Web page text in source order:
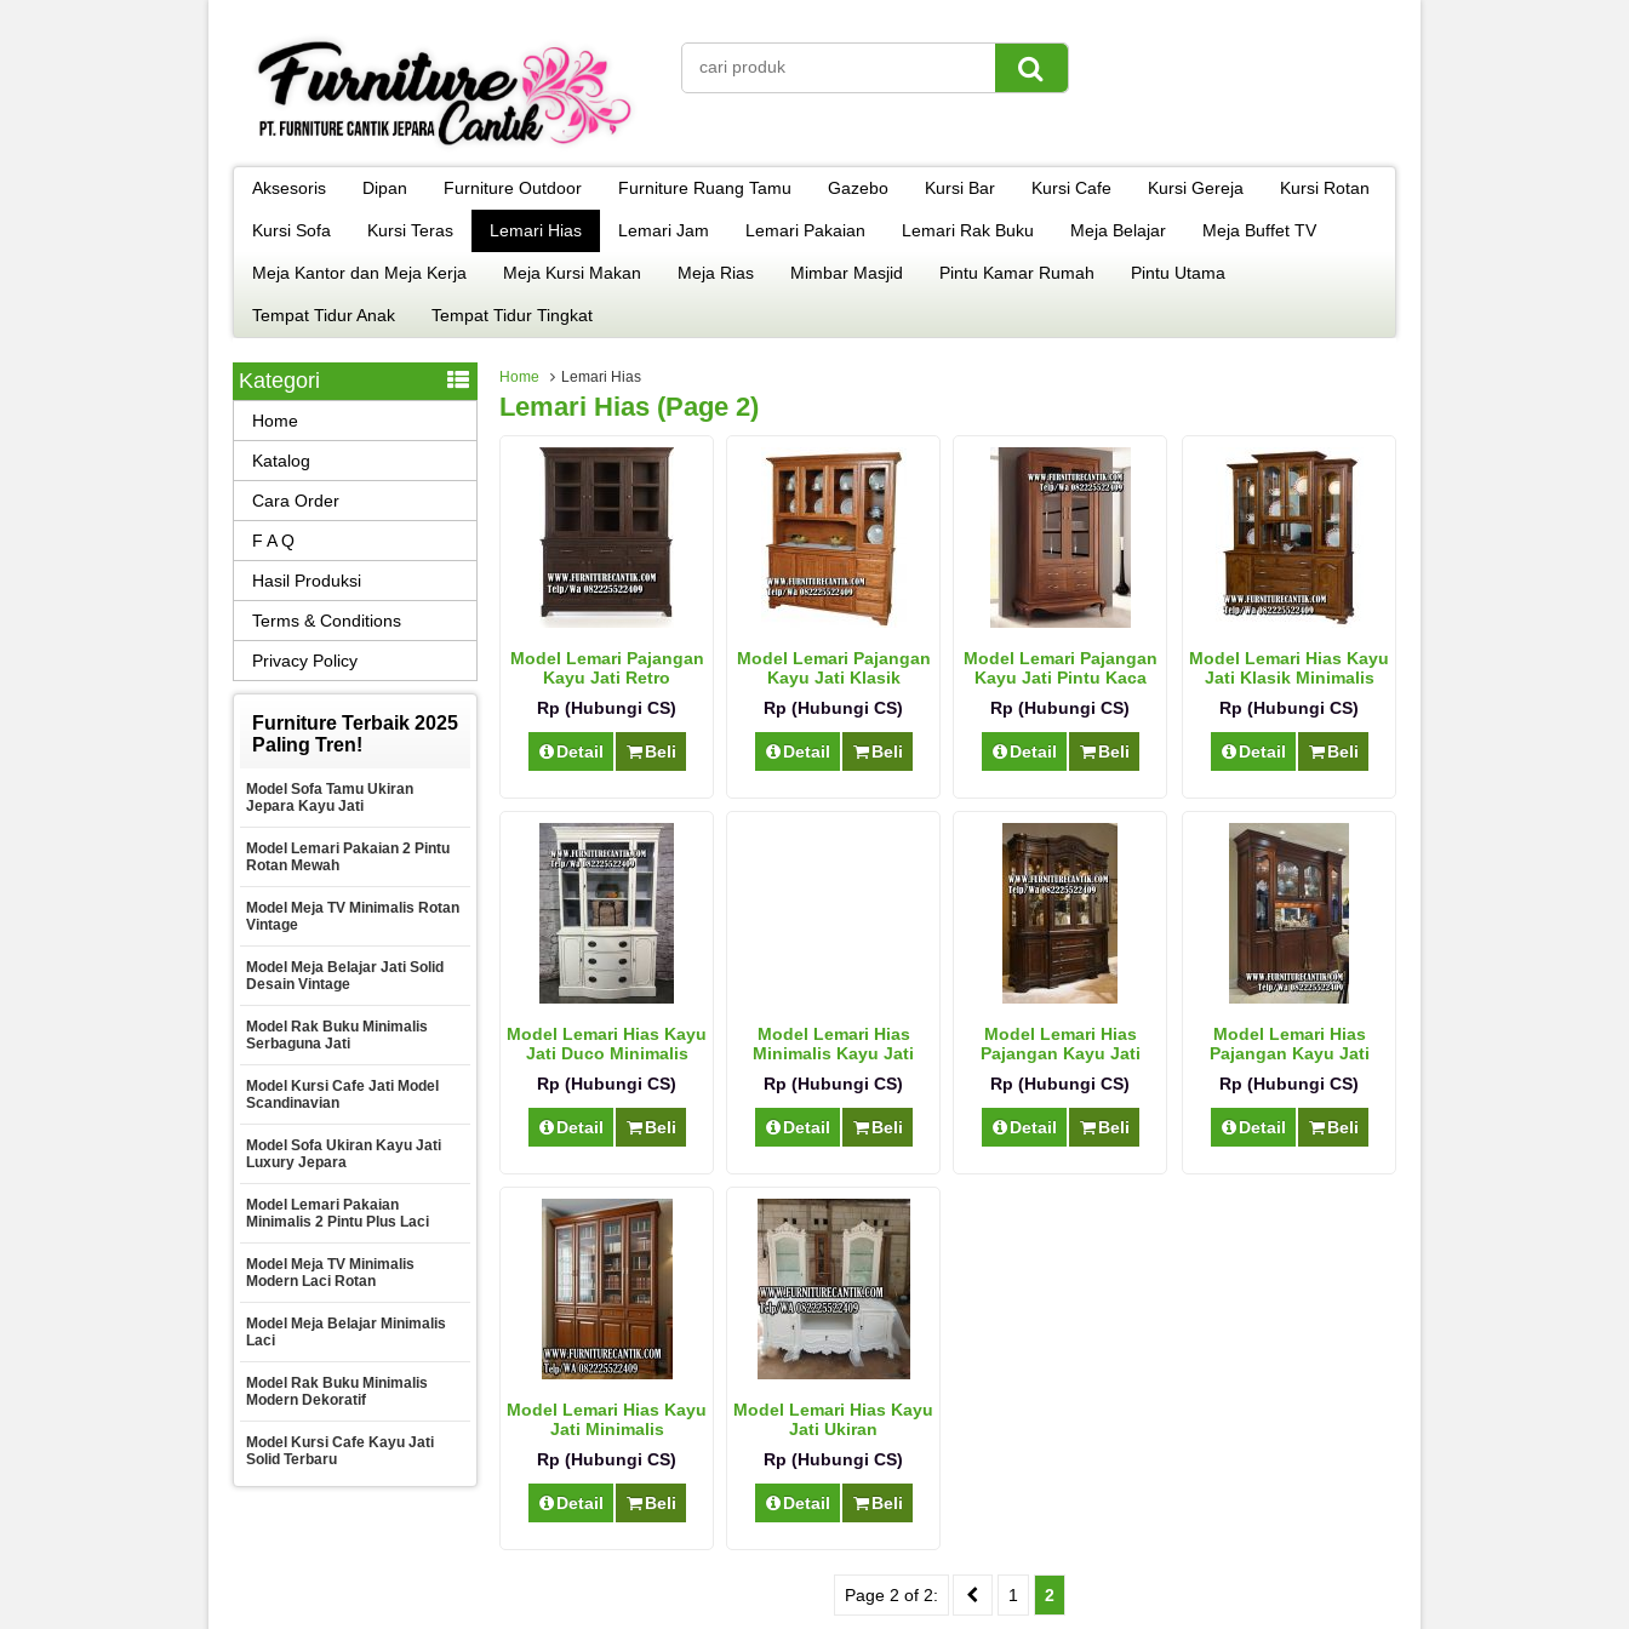
Aksesoris Dipan Furniture Outdoor Furniture Ruang Tamu Gazebo Kursi Bar Kursi Cafe Kursi Gereja Kursi Rotan
Kursi Sofa Kursi Teras Lemari Hias Lemari Jam Lemari Pakaian Lemari Rak Buku Meja Belajar Meja Buffet TV
Meja Kantor dan Meja Kerja Meja Kursi Makan Meja Rias Mimbar Masjid Pintu Kamar Rumah Pintu Utama
Tempat Tidur Anak Tempat Tidur Tingkat
Home Lemari Hias
Lemari Hias (page 2)
Model Lemari Pajangan
Kayu Jati Retro
Rp (Hubungi CS)
Detail Beli
Model Lemari Pajangan
Kayu Jati Klasik
Rp (Hubungi CS)
Detail Beli
Model Lemari Pajangan
Kayu Jati Pintu Kaca
Rp (Hubungi CS)
Detail Beli
Model Lemari Hias Kayu
Jati Klasik Minimalis
Rp (Hubungi CS)
Detail Beli
Model Lemari Hias Kayu
Jati Duco Minimalis
Rp (Hubungi CS)
Detail Beli
Model Lemari Hias
Minimalis Kayu Jati
Rp (Hubungi CS)
Detail Beli
Model Lemari Hias
Pajangan Kayu Jati
Rp (Hubungi CS)
Detail Beli
Model Lemari Hias
Pajangan Kayu Jati
Rp (Hubungi CS)
Detail Beli
Model Lemari Hias Kayu
Jati Minimalis
Rp (Hubungi CS)
Detail Beli
Model Lemari Hias Kayu
Jati Ukiran
Rp (Hubungi CS)
Detail Beli
Page 2 of 2: 1 2
Kategori
Home
Katalog
Cara Order
F A Q
Hasil Produksi
Terms & Conditions
Privacy Policy
Furniture Terbaik 2025
Paling Tren!
Model Sofa Tamu Ukiran
Jepara Kayu Jati
Model Lemari Pakaian 2 Pintu
Rotan Mewah
Model Meja TV Minimalis Rotan
Vintage
Model Meja Belajar Jati Solid
Desain Vintage
Model Rak Buku Minimalis
Serbaguna Jati
Model Kursi Cafe Jati Model
Scandinavian
Model Sofa Ukiran Kayu Jati
Luxury Jepara
Model Lemari Pakaian
Minimalis 2 Pintu Plus Laci
Model Meja TV Minimalis
Modern Laci Rotan
Model Meja Belajar Minimalis
Laci
Model Rak Buku Minimalis
Modern Dekoratif
Model Kursi Cafe Kayu Jati
Solid Terbaru